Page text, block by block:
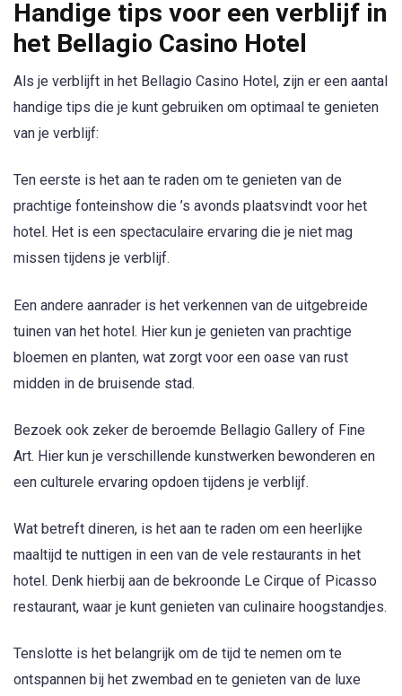
Handige tips voor een verblijf in
het Bellagio Casino Hotel
Als je verblijft in het Bellagio Casino Hotel, zijn er een aantal
handige tips die je kunt gebruiken om optimaal te genieten
van je verblijf:
Ten eerste is het aan te raden om te genieten van de
prachtige fonteinshow die ’s avonds plaatsvindt voor het
hotel. Het is een spectaculaire ervaring die je niet mag
missen tijdens je verblijf.
Een andere aanrader is het verkennen van de uitgebreide
tuinen van het hotel. Hier kun je genieten van prachtige
bloemen en planten, wat zorgt voor een oase van rust
midden in de bruisende stad.
Bezoek ook zeker de beroemde Bellagio Gallery of Fine
Art. Hier kun je verschillende kunstwerken bewonderen en
een culturele ervaring opdoen tijdens je verblijf.
Wat betreft dineren, is het aan te raden om een heerlijke
maaltijd te nuttigen in een van de vele restaurants in het
hotel. Denk hierbij aan de bekroonde Le Cirque of Picasso
restaurant, waar je kunt genieten van culinaire hoogstandjes.
Tenslotte is het belangrijk om de tijd te nemen om te
ontspannen bij het zwembad en te genieten van de luxe